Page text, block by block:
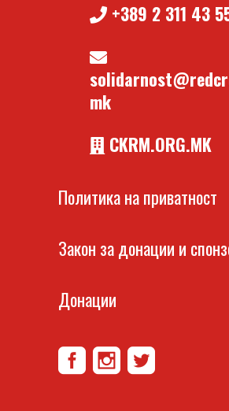
+389 2 311 43
mk
CKRM.ORG.MK
Политика на приватност
Закон за донации и
Донации